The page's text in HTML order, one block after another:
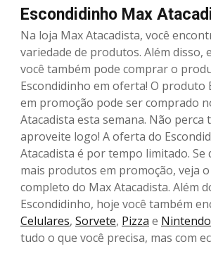
Escondidinho Max
Na loja Max Atacadista, você
variedade de produtos. Além disso,
você também pode comprar o
Escondidinho em oferta! O produto
em promoção pode ser comprado
Atacadista esta semana. Não perca
aproveite logo! A oferta do
Atacadista é por tempo limitado.
mais produtos em promoção, veja
completo do Max Atacadista. Além
Escondidinho, hoje você também
Celulares, Sorvete, Pizza e
tudo o que você precisa, mas com